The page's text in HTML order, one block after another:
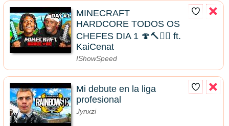
MINECRAFT
HARDCORE TODOS OS
CHEFES DIA 1 🍄🔨🧟‍♂️ ft.
KaiCenat
IShowSpeed
Mi debute en la liga
profesional
Jynxzi